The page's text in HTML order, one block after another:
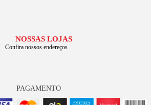
NOSSAS LOJAS
Confira nossos endereços
PAGAMENTO